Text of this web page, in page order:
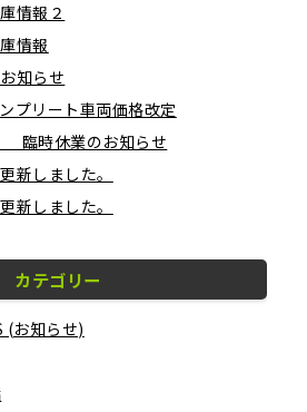
情報２
情報
知らせ
プリート車両価格改定
臨時休業のお知らせ
新しました。
新しました。
カテゴリー
(お知らせ)